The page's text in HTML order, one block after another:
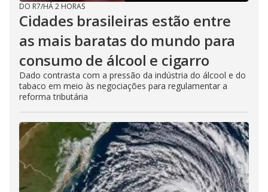
DO R7/HÁ 2 HORAS
Cidades brasileiras estão entre
as mais baratas do mundo para
consumo de álcool e cigarro
Dado contrasta com a pressão da indústria do álcool e do
tabaco em meio às negociações para regulamentar a
reforma tributária